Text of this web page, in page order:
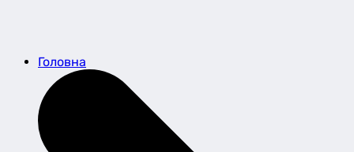
Головна